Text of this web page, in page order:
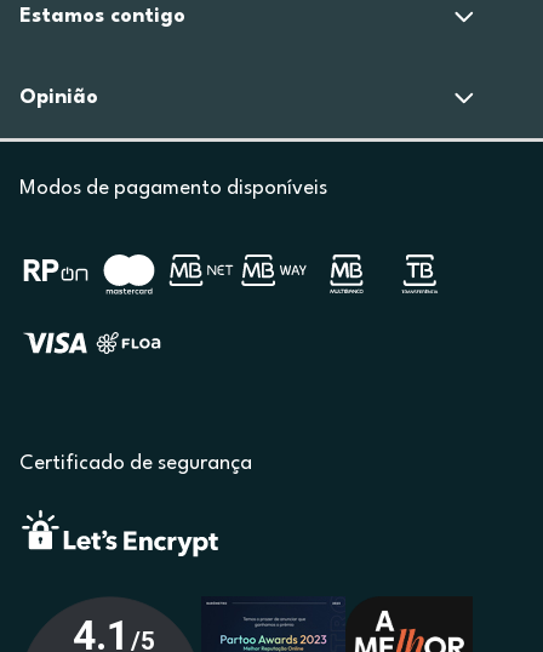
Estamos contigo
Opinião
Modos de pagamento disponíveis
Certificado de segurança